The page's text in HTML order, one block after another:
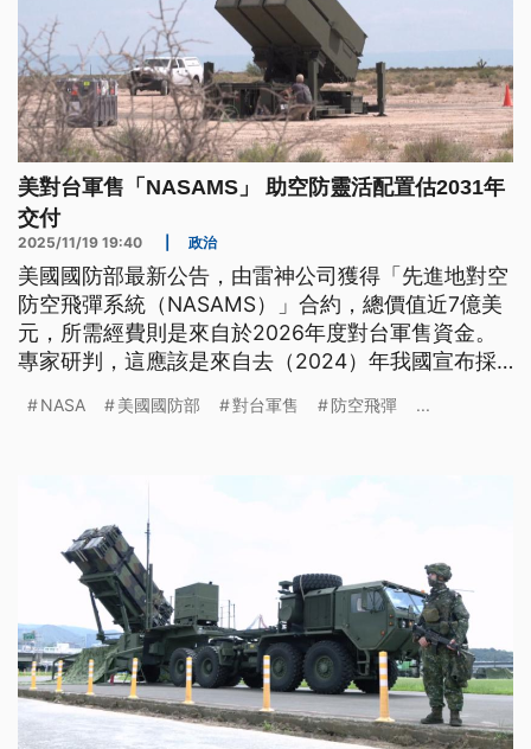
美對台軍售「NASAMS」 助空防靈活配置估2031年
交付
2025/11/19 19:40 政治
美國國防部最新公告，由雷神公司獲得「先進地對空
防空飛彈系統（NASAMS）」合約，總價值近7億美
元，所需經費則是來自於2026年度對台軍售資金。
專家研判，這應該是來自去（2024）年我國宣布採
空中威脅，過去曾經在烏克蘭戰場驗證效能，總共擊
NASA 美國國防部 對台軍售 防空飛彈 ...